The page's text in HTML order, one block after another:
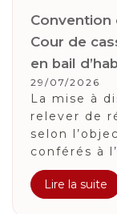
Convention
Cour de
en bail
29/07/2026
La mise à
relever de
selon
conférés à
Lire la suite